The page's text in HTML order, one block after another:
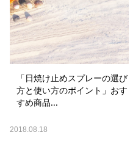
「日焼け止めスプレーの選び
方と使い方のポイント」おす
すめ商品...
2018.08.18